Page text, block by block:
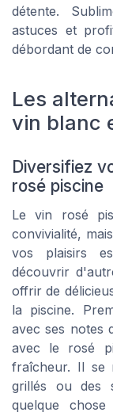
détente.
astuces et
débordant de
Les
vin blanc
Diversifiez
rosé piscine
Le vin rosé
convivialité,
vos plaisirs
découvrir
offrir de
la piscine.
avec ses notes
avec le rosé
fraîcheur. Il se
grillés ou des
quelque